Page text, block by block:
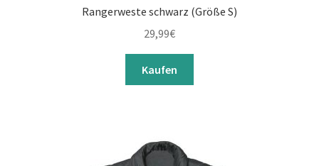
Rangerweste schwarz (Größe S)
29,99€
Kaufen